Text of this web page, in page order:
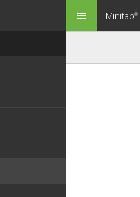
menu Minitab®